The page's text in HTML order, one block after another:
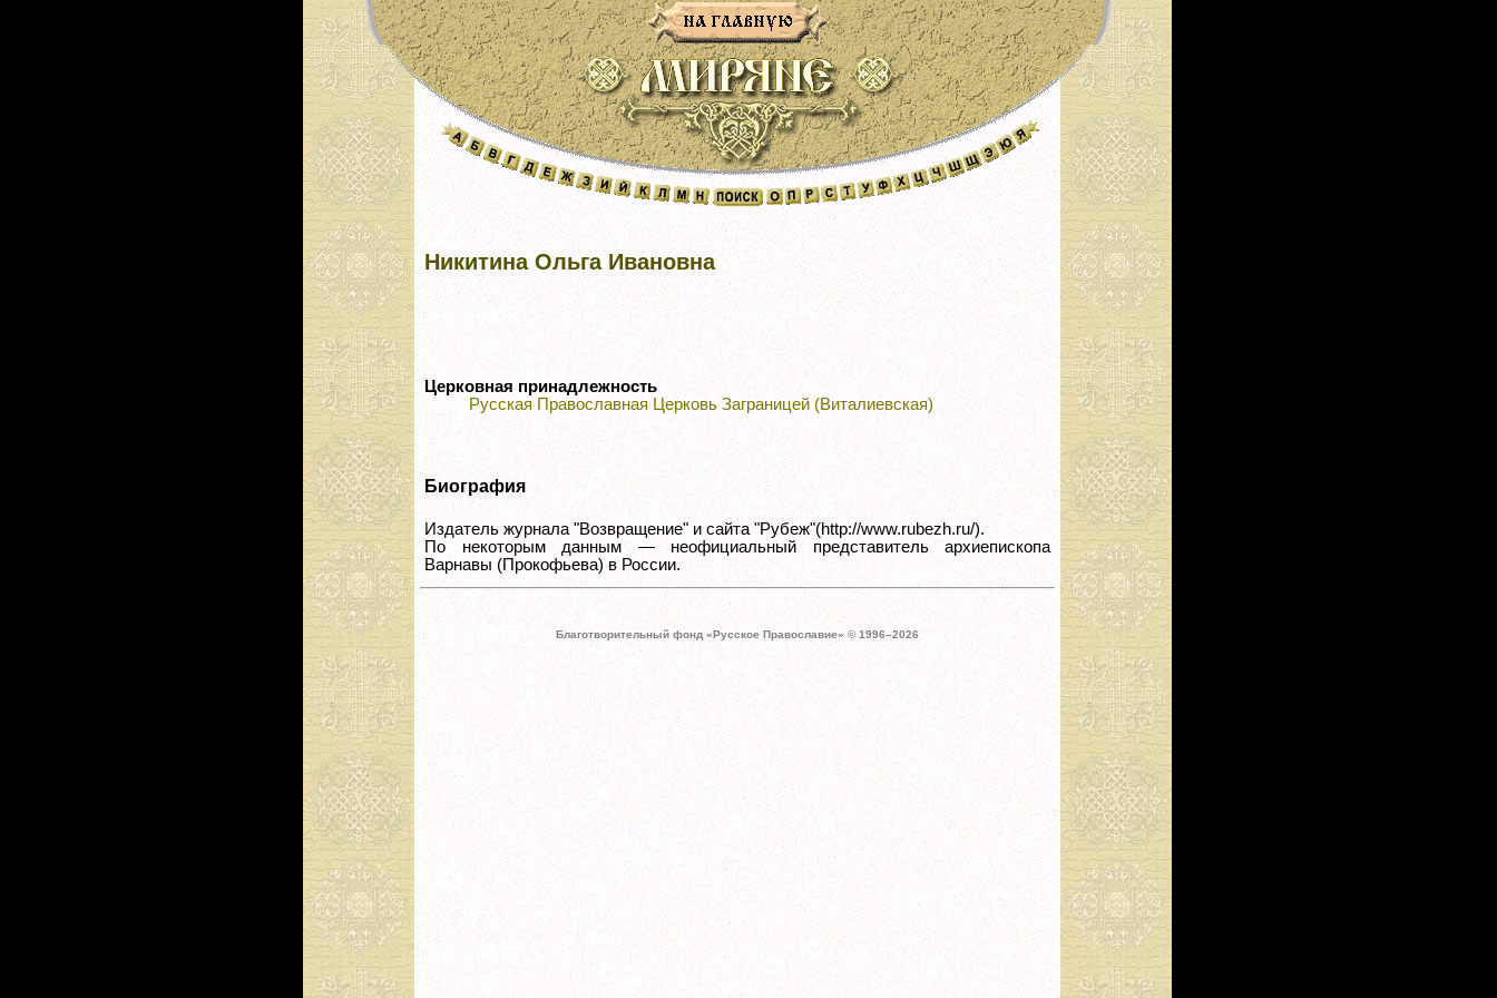
Никитина Ольга Ивановна
Церковная принадлежность
Русская Православная Церковь Заграницей (Виталиевская)
Биография
Издатель журнала "Возвращение" и сайта "Рубеж"(http://www.rubezh.ru/).
По некоторым данным — неофициальный представитель архиепископа
Варнавы (Прокофьева) в России.
Благотворительный фонд «Русское Православие» © 1996–2026